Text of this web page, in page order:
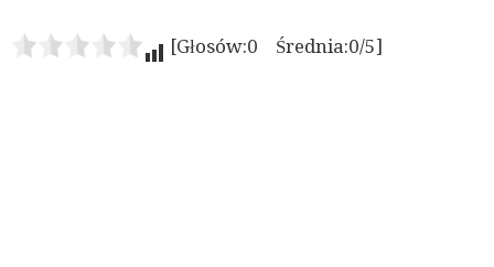
[Głosów:0 Średnia:0/5]